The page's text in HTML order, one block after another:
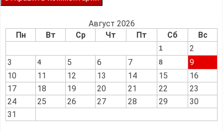
Август 2026
Пн
Вт Ср Чт Пт Сб Вс
1
2
3
4 5 6 7 8
9
10
11 12 13 14 15
16
17
18 19 20 21 22
23
24
25 26 27 28 29
30
31